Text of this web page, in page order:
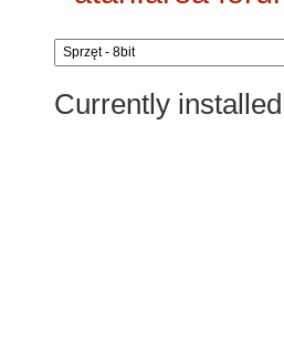
Currently installed